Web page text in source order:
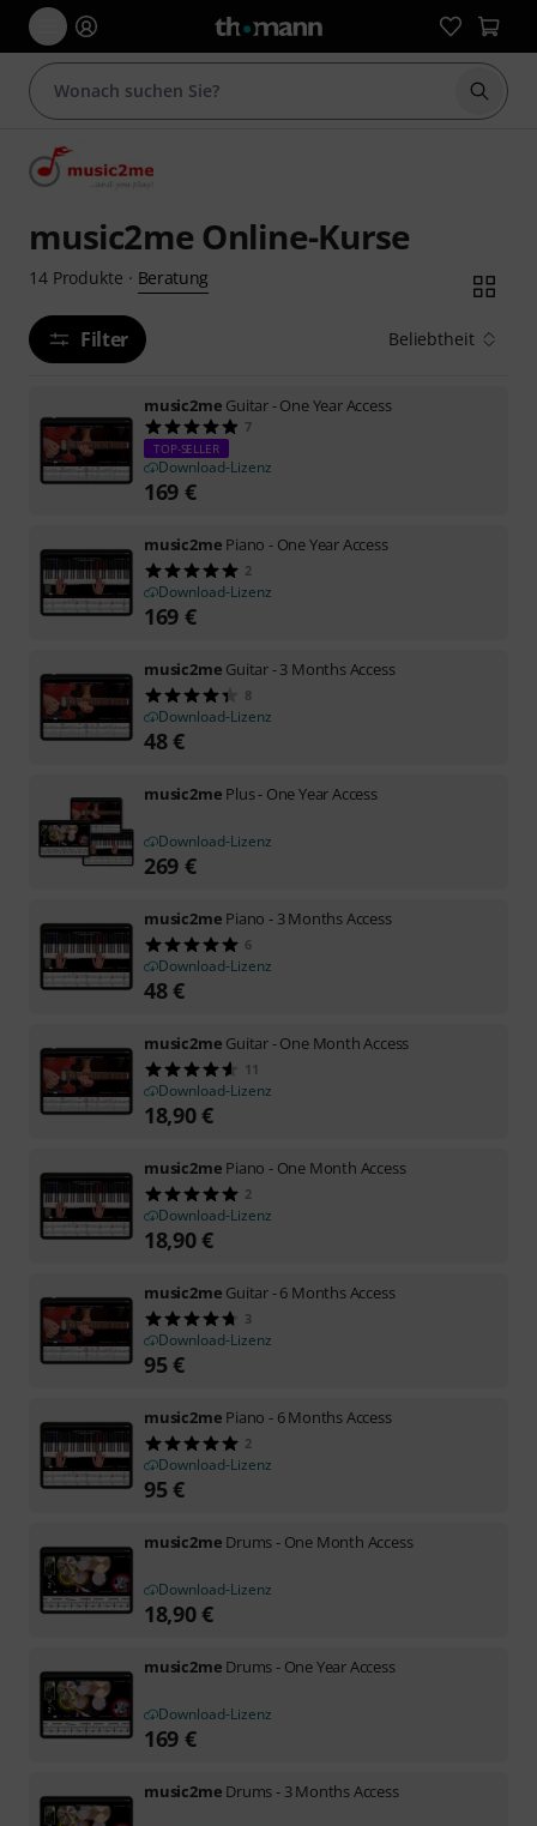
Suche
music2me Online-Kurse
14 Produkte · Beratung
Filter Beliebtheit
music2me Guitar - One Year Access
7
TOP-SELLER
Download-Lizenz
169 €
music2me Piano - One Year Access
2
Download-Lizenz
169 €
music2me Guitar - 3 Months Access
8
Download-Lizenz
48€
music2me Plus - One Year Access
Download-Lizenz
269 €
music2me Piano - 3 Months Access
6
Download-Lizenz
48€
music2me Guitar - One Month Access
11
Download-Lizenz
18,90€
music2me Piano - One Month Access
2
Download-Lizenz
18,90€
music2me Guitar - 6 Months Access
3
Download-Lizenz
95€
music2me Piano - 6 Months Access
2
Download-Lizenz
95€
music2me Drums - One Month Access
Download-Lizenz
18,90€
music2me Drums - One Year Access
Download-Lizenz
169 €
music2me Drums - 3 Months Access